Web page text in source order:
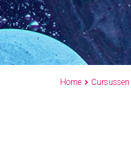
Home  Cursussen